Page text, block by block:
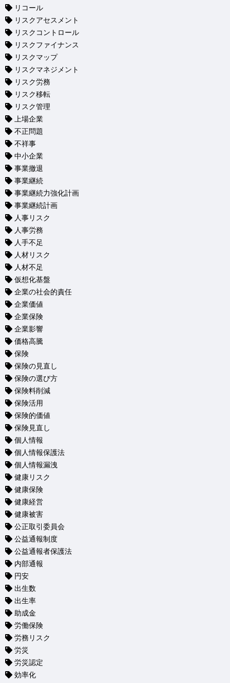
リコール
リスクアセスメント
リスクコントロール
リスクファイナンス
リスクマップ
リスクマネジメント
リスク労務
リスク移転
リスク管理
上場企業
不正問題
不祥事
中小企業
事業撤退
事業継続
事業継続力強化計画
事業継続計画
人事リスク
人事労務
人手不足
人材リスク
人材不足
仮想化基盤
企業の社会的責任
企業価値
企業保険
企業影響
価格高騰
保険
保険の見直し
保険の選び方
保険料削減
保険活用
保険的価値
保険見直し
個人情報
個人情報保護法
個人情報漏洩
健康リスク
健康保険
健康経営
健康被害
公正取引委員会
公益通報制度
公益通報者保護法
内部通報
円安
出生数
出生率
助成金
労働保険
労務リスク
労災
労災認定
効率化